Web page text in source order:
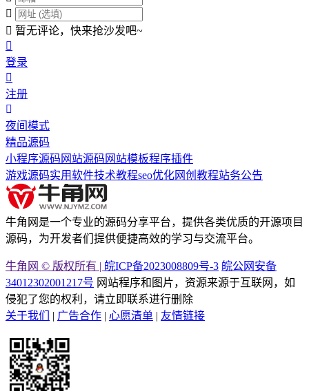
暂无评论，快来抢沙发吧~
登录
注册
夜间模式
精品源码
小程序源码 网站源码 网站模板程序插件
游戏源码实用软件技术教程seo优化网创教程站务公告
牛角网是一个专业的源码分享平台，提供各类优质的开源项目
源码，为开发者们提供便捷高效的学习与交流平台。
牛角网 © 版权所有 | 皖ICP备2023008809号-3 皖公网安备
34012302001217号 网站程序和图片，资源来源于互联网，如
侵犯了您的权利，请立即联系进行删除
关于我们
| 广告合作 | 心愿清单 | 友情链接